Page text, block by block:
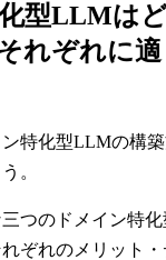
型LLMは
れぞれに
特化型LLMの構
。
つのドメイン特
ぞれのメリット